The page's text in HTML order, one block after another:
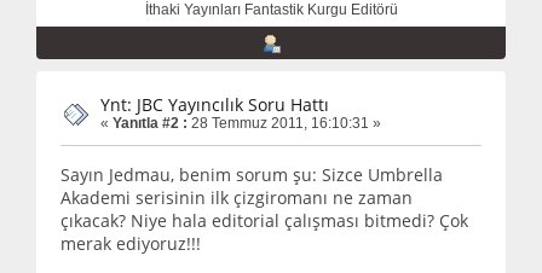
İthaki Yayınları Fantastik Kurgu Editörü
Ynt: JBC Yayıncılık Soru Hattı
« Yanıtla #2 : 28 Temmuz 2011, 16:10:31 »
Sayın Jedmau, benim sorum şu: Sizce Umbrella
Akademi serisinin ilk çizgiromanı ne zaman
çıkacak? Niye hala editorial çalışması bitmedi? Çok
merak ediyoruz!!!